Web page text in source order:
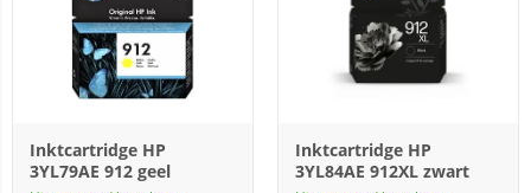
Inktcartridge HP
3YL79AE 912 geel
Inktcartridge HP
3YL84AE 912XL zwart